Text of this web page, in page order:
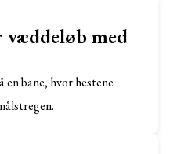
med
bane, hvor hestene